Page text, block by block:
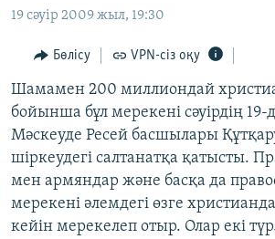
to
Navigation
Skip
to
Search
ҚАҢТАР ОҚИҒАСЫ
АДАМ ҚҰҚЫҚТАРЫ
ӘЛЕУМЕТ
ӘЛЕМ
АРНАЙЫ ЖОБАЛАР
Русский
19 сәуір 2009 жыл, 19:30
Бөлісу VPN-сіз оқу
Шамамен 200 миллиондай
бойынша бұл мерекені сәуірдің 19-
Мәскеуде Ресей басшылары
шіркеудегі салтанатқа қатысты.
мен армяндар және басқа да
мерекені әлемдегі өзге
кейін мерекелеп отыр. Олар екі